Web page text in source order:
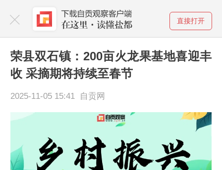
直接打开
荣县双石镇：200亩火龙果基地喜迎丰
收 采摘期将持续至春节
2025-11-05 15:41 自贡网